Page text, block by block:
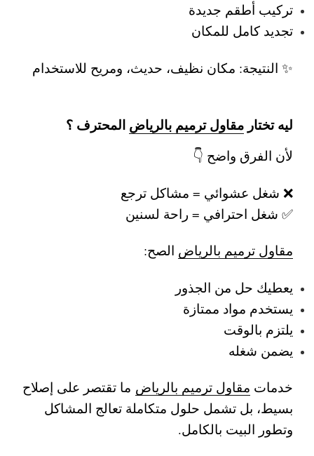
تركيب أطقم جديدة
تجديد كامل للمكان
✨ النتيجة: مكان نظيف، حديث، ومريح للاستخدام
ليه تختار مقاول ترميم بالرياض المحترف ؟
لأن الفرق واضح 👇
❌ شغل عشوائي = مشاكل ترجع
✅ شغل احترافي = راحة لسنين
مقاول ترميم بالرياض الصح:
يعطيك حل من الجذور
يستخدم مواد ممتازة
يلتزم بالوقت
يضمن شغله
خدمات مقاول ترميم بالرياض ما تقتصر على إصلاح
بسيط، بل تشمل حلول متكاملة تعالج المشاكل
وتطور البيت بالكامل.